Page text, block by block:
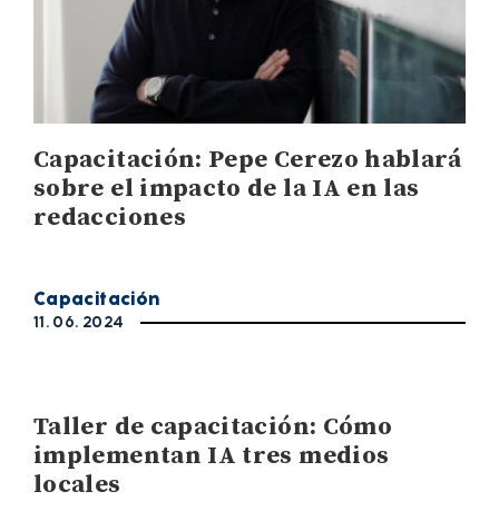
Capacitación: Pepe Cerezo hablará
sobre el impacto de la IA en las
redacciones
Capacitación
11. 06. 2024
Taller de capacitación: Cómo
implementan IA tres medios
locales